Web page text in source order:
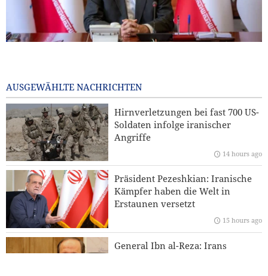
Foreign Affairs: Die USA sollten Westasien verlassen
CNN: US-Generalstabschef sucht nach einem Ausweg aus
dem Krieg
IRGC: Eingeständnisse ausländischer Medien über Trumps
Niederlage sind Ergebnis revolutionärer Medienarbeit
Araghchi an die Nachbarstaaten: Es ist an der Zeit für echte
Brüderlichkeit
AUSGEWÄHLTE NACHRICHTEN
Hirnverletzungen bei fast 700 US-
Soldaten infolge iranischer
Angriffe
14 hours ago
Präsident Pezeshkian: Iranische
Kämpfer haben die Welt in
Erstaunen versetzt
15 hours ago
General Ibn al-Reza: Irans